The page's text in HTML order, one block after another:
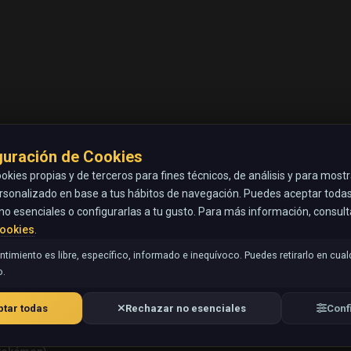
de Cookies
propias y de terceros para fines técnicos, de análisis y para
en base a tus hábitos de navegación. Puedes aceptar
esenciales o configurarlas a tu gusto. Para más información,
es libre, específico, informado e inequívoco. Puedes retirarlo en
todas Rechazar no esenciales